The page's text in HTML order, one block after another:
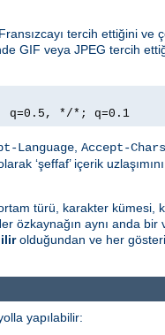
tercih ettiğini
GIF veya JPEG tercih
q=0.5, */*; q=0.1
Language Accept-
‘şeffaf’ içerik
türü, karakter kümesi,
özkaynağın aynı anda
olduğundan ve her
yapılabilir: